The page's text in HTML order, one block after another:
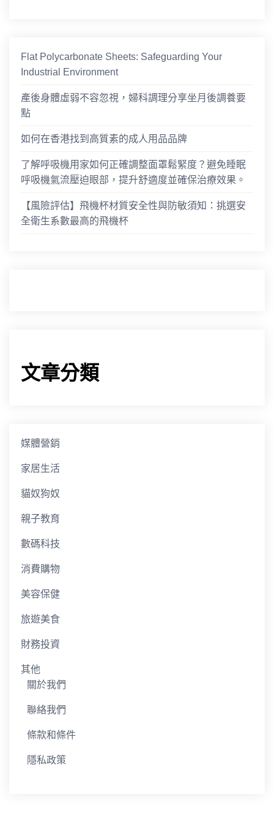
Flat Polycarbonate Sheets: Safeguarding Your
Industrial Environment
產後身體虛弱不容忽視，婦科調理分享坐月後調養要
點
如何在香港找到高質素的成人用品品牌
了解呼吸機用家如何正確調整面罩鬆緊度？避免睡眠
呼吸機氣流壓迫眼部，提升舒適度並確保治療效果。
【風險評估】飛機杯材質安全性與防敏須知：挑選安
全衛生系數最高的飛機杯
文章分類
媒體營銷
家居生活
貓奴狗奴
親子教育
數碼科技
消費購物
美容保健
旅遊美食
財務投資
其他
關於我們
聯絡我們
條款和條件
隱私政策